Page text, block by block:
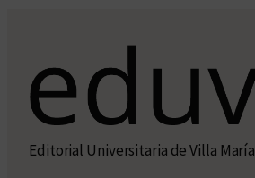
Editorial Universitaria de Villa María